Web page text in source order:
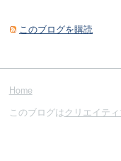
このブログを購読
Home
このブログはクリエイテ